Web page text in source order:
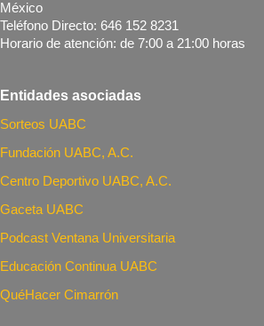
México
Teléfono Directo: 646 152 8231
Horario de atención: de 7:00 a 21:00 horas
Entidades asociadas
Sorteos UABC
Fundación UABC, A.C.
Centro Deportivo UABC, A.C.
Gaceta UABC
Podcast Ventana Universitaria
Educación Continua UABC
QuéHacer Cimarrón